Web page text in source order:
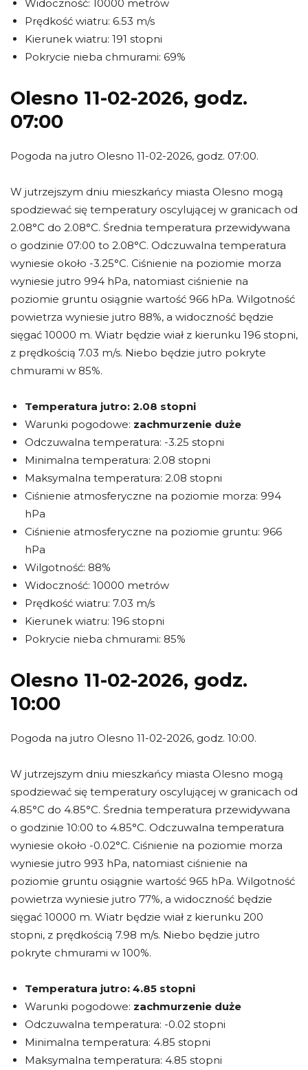
Widoczność: 10000 metrów
Prędkość wiatru: 6.53 m/s
Kierunek wiatru: 191 stopni
Pokrycie nieba chmurami: 69%
Olesno 11-02-2026, godz.
07:00
Pogoda na jutro Olesno 11-02-2026, godz. 07:00.
W jutrzejszym dniu mieszkańcy miasta Olesno mogą
spodziewać się temperatury oscylującej w granicach od
2.08°C do 2.08°C. Średnia temperatura przewidywana
o godzinie 07:00 to 2.08°C. Odczuwalna temperatura
wyniesie około -3.25°C. Ciśnienie na poziomie morza
wyniesie jutro 994 hPa, natomiast ciśnienie na
poziomie gruntu osiągnie wartość 966 hPa. Wilgotność
powietrza wyniesie jutro 88%, a widoczność będzie
sięgać 10000 m. Wiatr będzie wiał z kierunku 196 stopni,
z prędkością 7.03 m/s. Niebo będzie jutro pokryte
chmurami w 85%.
Temperatura jutro: 2.08 stopni
Warunki pogodowe: zachmurzenie duże
Odczuwalna temperatura: -3.25 stopni
Minimalna temperatura: 2.08 stopni
Maksymalna temperatura: 2.08 stopni
Ciśnienie atmosferyczne na poziomie morza: 994
hPa
Ciśnienie atmosferyczne na poziomie gruntu: 966
hPa
Wilgotność: 88%
Widoczność: 10000 metrów
Prędkość wiatru: 7.03 m/s
Kierunek wiatru: 196 stopni
Pokrycie nieba chmurami: 85%
Olesno 11-02-2026, godz.
10:00
Pogoda na jutro Olesno 11-02-2026, godz. 10:00.
W jutrzejszym dniu mieszkańcy miasta Olesno mogą
spodziewać się temperatury oscylującej w granicach od
4.85°C do 4.85°C. Średnia temperatura przewidywana
o godzinie 10:00 to 4.85°C. Odczuwalna temperatura
wyniesie około -0.02°C. Ciśnienie na poziomie morza
wyniesie jutro 993 hPa, natomiast ciśnienie na
poziomie gruntu osiągnie wartość 965 hPa. Wilgotność
powietrza wyniesie jutro 77%, a widoczność będzie
sięgać 10000 m. Wiatr będzie wiał z kierunku 200
stopni, z prędkością 7.98 m/s. Niebo będzie jutro
pokryte chmurami w 100%.
Temperatura jutro: 4.85 stopni
Warunki pogodowe: zachmurzenie duże
Odczuwalna temperatura: -0.02 stopni
Minimalna temperatura: 4.85 stopni
Maksymalna temperatura: 4.85 stopni